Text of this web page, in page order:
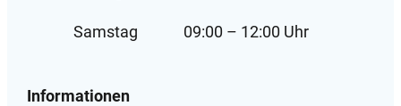
Samstag 09:00 – 12:00 Uhr
Informationen